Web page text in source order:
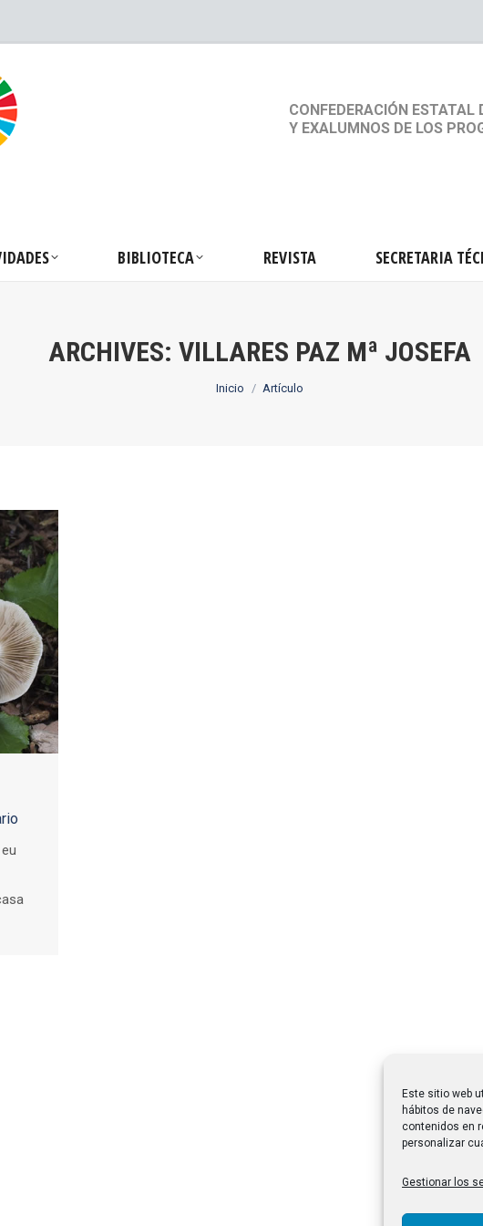
Este sitio web
hábitos de
contenidos en
personalizar
Gestionar los
CONFEDERACIÓN ESTATAL
Y EXALUMNOS DE LOS
BIBLIOTECA REVISTA SECRETARIA
ARCHIVES: VILLARES PAZ Mª JOSEFA
Estás aquí:
Inicio Artículo